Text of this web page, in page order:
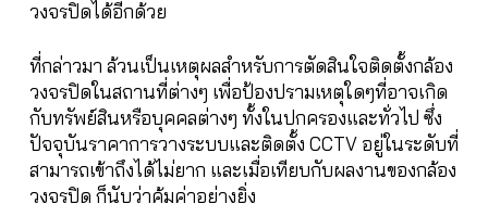
วงจรปิดได้อีกด้วย
ที่กล่าวมา ล้วนเป็นเหตุผลสำหรับการตัดสินใจติดตั้งกล้อง
วงจรปิดในสถานที่ต่างๆ เพื่อป้องปรามเหตุใดๆที่อาจเกิด
กับทรัพย์สินหรือบุคคลต่างๆ ทั้งในปกครองและทั่วไป ซึ่ง
ปัจจุบันราคาการวางระบบและติดตั้ง CCTV อยู่ในระดับที่
สามารถเข้าถึงได้ไม่ยาก และเมื่อเทียบกับผลงานของกล้อง
วงจรปิด ก็นับว่าคุ้มค่าอย่างยิ่ง